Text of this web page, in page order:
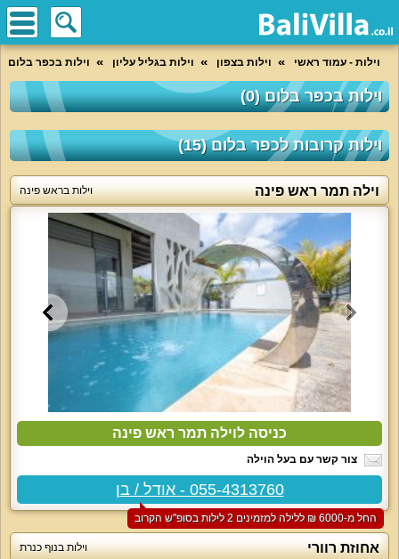
וילות - עמוד ראשי וילות בצפון וילות בגליל עליון וילות בכפר בלום
וילות בכפר בלום (0)
וילות קרובות לכפר בלום (15)
וילה תמר ראש פינה וילות בראש פינה
כניסה לוילה תמר ראש פינה
צור קשר עם בעל הוילה
055-4313760 - אודל / בן
החל מ-‏6000 ₪ ללילה למזמינים 2 לילות בסופ"ש הקרוב
אחוזת רוורי וילות בנוף כנרת